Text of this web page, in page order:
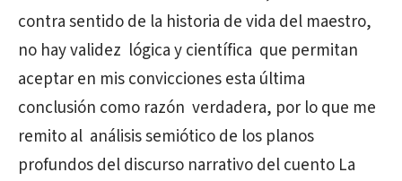
contra sentido de la historia de vida del maestro,
no hay validez lógica y científica que permitan
aceptar en mis convicciones esta última
conclusión como razón verdadera, por lo que me
remito al análisis semiótico de los planos
profundos del discurso narrativo del cuento La